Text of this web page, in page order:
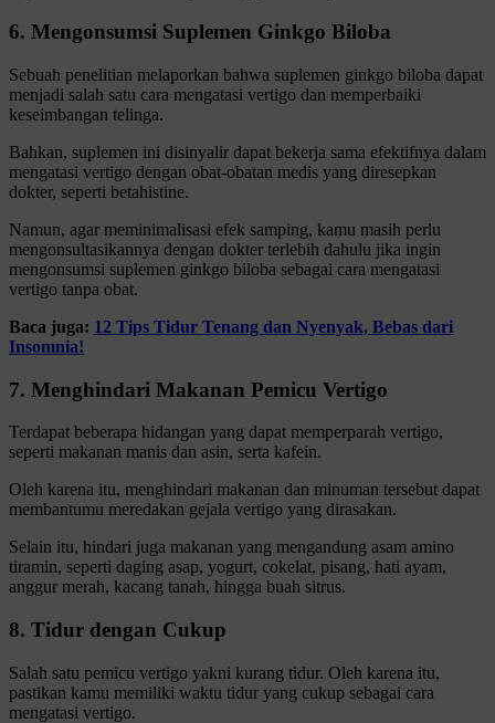
6. Mengonsumsi Suplemen Ginkgo Biloba
Sebuah penelitian melaporkan bahwa suplemen ginkgo biloba dapat
menjadi salah satu cara mengatasi vertigo dan memperbaiki
keseimbangan telinga.
Bahkan, suplemen ini disinyalir dapat bekerja sama efektifnya dalam
mengatasi vertigo dengan obat-obatan medis yang diresepkan
dokter, seperti betahistine.
Namun, agar meminimalisasi efek samping, kamu masih perlu
mengonsultasikannya dengan dokter terlebih dahulu jika ingin
mengonsumsi suplemen ginkgo biloba sebagai cara mengatasi
vertigo tanpa obat.
Baca juga: 12 Tips Tidur Tenang dan Nyenyak, Bebas dari
Insomnia!
7. Menghindari Makanan Pemicu Vertigo
Terdapat beberapa hidangan yang dapat memperparah vertigo,
seperti makanan manis dan asin, serta kafein.
Oleh karena itu, menghindari makanan dan minuman tersebut dapat
membantumu meredakan gejala vertigo yang dirasakan.
Selain itu, hindari juga makanan yang mengandung asam amino
tiramin, seperti daging asap, yogurt, cokelat, pisang, hati ayam,
anggur merah, kacang tanah, hingga buah sitrus.
8. Tidur dengan Cukup
Salah satu pemicu vertigo yakni kurang tidur. Oleh karena itu,
pastikan kamu memiliki waktu tidur yang cukup sebagai cara
mengatasi vertigo.